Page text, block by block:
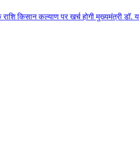
खर्च होगी मुख्यमंत्री डॉ. यादव के मुख्य